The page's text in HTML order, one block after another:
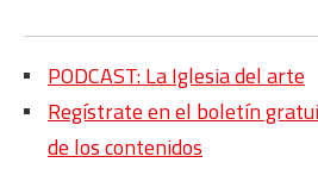
PODCAST: La Iglesia del arte
Regístrate en el boletín
de los contenidos